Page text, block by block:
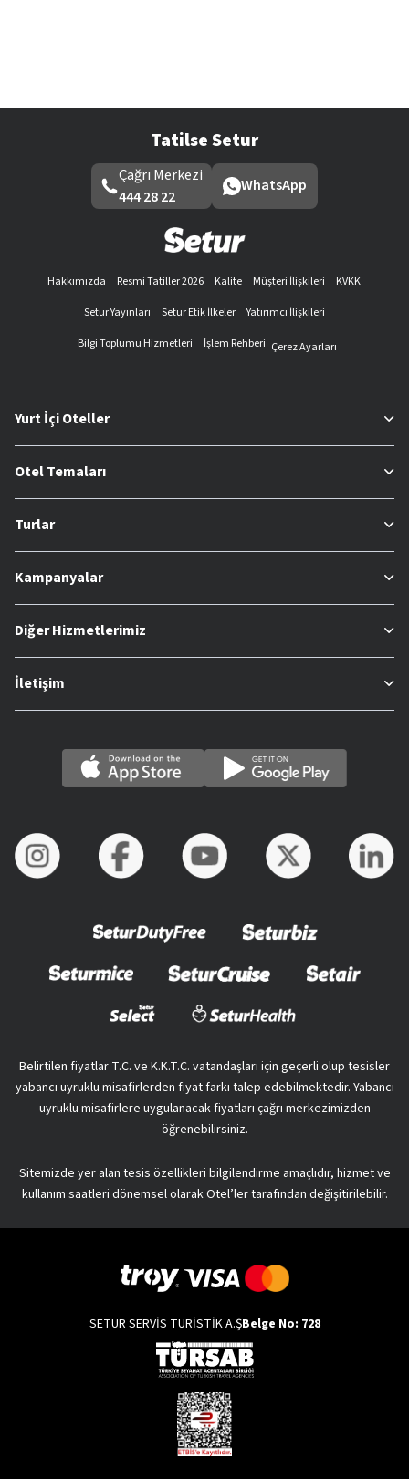
Tatilse Setur
Çağrı Merkezi
444 28 22
WhatsApp
Hakkımızda Resmi Tatiller 2026 Kalite Müşteri İlişkileri
KVKK
Setur Yayınları
Setur Etik İlkeler
Yatırımcı İlişkileri
Bilgi Toplumu Hizmetleri
İşlem Rehberi Çerez Ayarları
Yurt İçi Oteller
Otel Temaları
Turlar
Kampanyalar
Diğer Hizmetlerimiz
İletişim
Belirtilen fiyatlar T.C. ve K.K.T.C. vatandaşları için geçerli olup tesisler
yabancı uyruklu misafirlerden fiyat farkı talep edebilmektedir. Yabancı
uyruklu misafirlere uygulanacak fiyatları çağrı merkezimizden
öğrenebilirsiniz.
Sitemizde yer alan tesis özellikleri bilgilendirme amaçlıdır, hizmet ve
kullanım saatleri dönemsel olarak Otel’ler tarafından değişitirilebilir.
SETUR SERVİS TURİSTİK A.ŞBelge No: 728